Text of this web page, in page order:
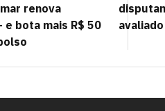
renova
bota mais R$ 50